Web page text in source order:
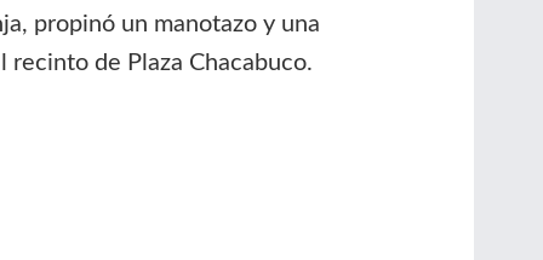
propinó un manotazo y una
de Plaza Chacabuco.